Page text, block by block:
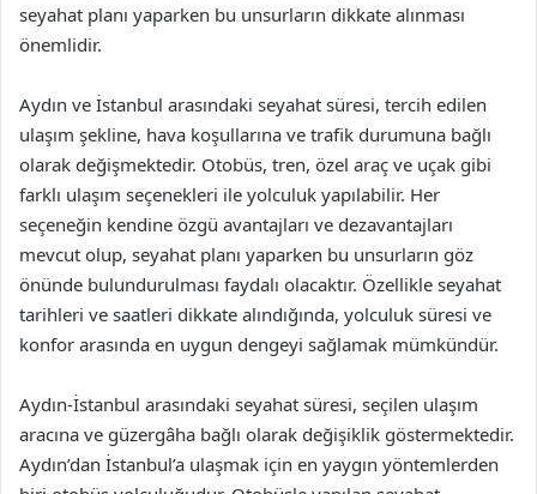
seyahat planı yaparken bu unsurların dikkate alınması
önemlidir.
Aydın ve İstanbul arasındaki seyahat süresi, tercih edilen
ulaşım şekline, hava koşullarına ve trafik durumuna bağlı
olarak değişmektedir. Otobüs, tren, özel araç ve uçak gibi
farklı ulaşım seçenekleri ile yolculuk yapılabilir. Her
seçeneğin kendine özgü avantajları ve dezavantajları
mevcut olup, seyahat planı yaparken bu unsurların göz
önünde bulundurulması faydalı olacaktır. Özellikle seyahat
tarihleri ve saatleri dikkate alındığında, yolculuk süresi ve
konfor arasında en uygun dengeyi sağlamak mümkündür.
Aydın-İstanbul arasındaki seyahat süresi, seçilen ulaşım
aracına ve güzergâha bağlı olarak değişiklik göstermektedir.
Aydın’dan İstanbul’a ulaşmak için en yaygın yöntemlerden